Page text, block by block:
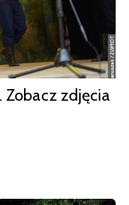
Zobacz zdjęcia